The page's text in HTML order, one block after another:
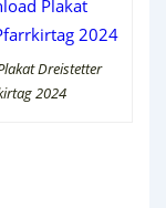
Dreistetter
2024